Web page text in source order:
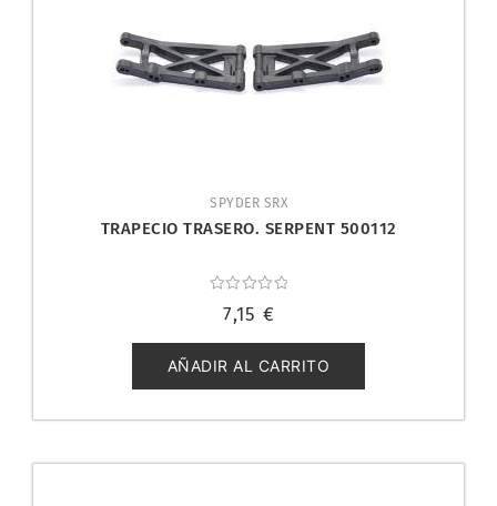
SPYDER SRX
TRAPECIO TRASERO. SERPENT 500112
con
de
5
7,15 €
AÑADIR AL CARRITO